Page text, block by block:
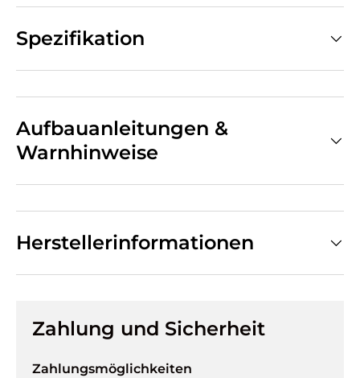
Spezifikation
Aufbauanleitungen &
Warnhinweise
Herstellerinformationen
Zahlung und Sicherheit
Zahlungsmöglichkeiten